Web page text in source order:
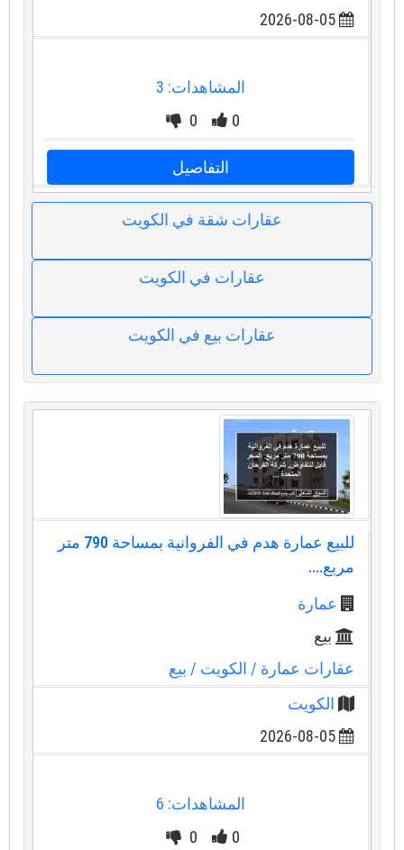
2026-08-05
المشاهدات: 3
0
0
التفاصيل
عقارات شقة في الكويت
عقارات في الكويت
عقارات بيع في الكويت
للبيع عمارة هدم في الفروانية بمساحة 790 متر
مربع....
عمارة
بيع
عقارات عمارة/ الكويت/ بيع
الكويت
2026-08-05
المشاهدات: 6
0
0